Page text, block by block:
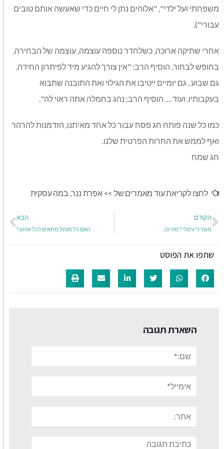
משפחתי ועל ילדי", "אלוהים נתן לי חיים כדי שאעשה אותם טובים
עבורי").
אחרי שתיקה ארוכה, כשלחדר נוספה עוצמה, עוצמה של הבחירה,
בחופש לבחור, הוסיף הרב: "אין צורך להגיע מיד לפיתרון החידה,
גם שבוע , גם יומיים ייטיבו את הגילוי ואת התובנה שתבוא
בעקבותיו. ועוד…. הוסיף הרב: נהג בחמלה אתה ראוי לה".
כמו כל שנה פותח חג פסח עבור כל אחד מאיתנו, הזדמנות להרהר
ואף לממש את החרות הפרטית שלנו.
חג שמח
לחצו לקריאת עוד מאמרים של >> אפרת ננר, במה עסקית
הקודם
מוצר דיגיטלי ? מה זה..
הבא
האם כל מנהל מתאים לכל ארגון ?
שתפו את הפוסט
השארת תגובה
תגובה